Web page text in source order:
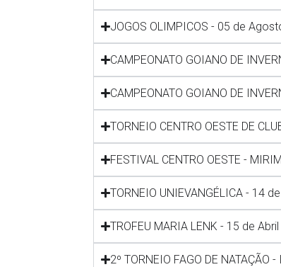
JOGOS OLIMPICOS - 05 de
CAMPEONATO GOIANO DE
CAMPEONATO GOIANO DE
TORNEIO CENTRO OESTE DE
FESTIVAL CENTRO OESTE -
TORNEIO UNIEVANGÉLICA - 14
TROFEU MARIA LENK - 15 de
2º TORNEIO FAGO DE